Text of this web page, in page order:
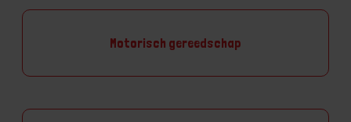
Motorisch gereedschap